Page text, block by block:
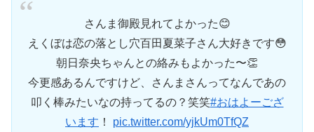
さんま御殿見れてよかった😊
えくぼは恋の落とし穴百田夏菜子さん大好きです😳
朝日奈央ちゃんとの絡みもよかった〜👏
今更感あるんですけど、さんまさんってなんであの
叩く棒みたいなの持ってるの？笑笑#おはよーござ
います ！ pic.twitter.com/yjkUm0TfQZ